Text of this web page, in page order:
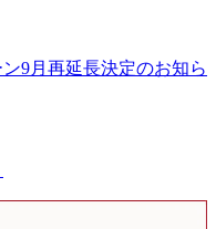
9月再延長決定のお知ら